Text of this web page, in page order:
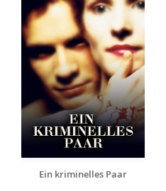
Ein kriminelles Paar